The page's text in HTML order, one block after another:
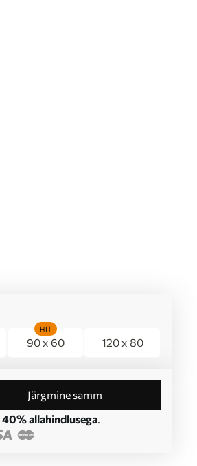
90 x 60
HIT
120 x 80
Järgmine samm
40% allahindlusega.